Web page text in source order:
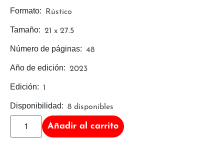
Añadir al carrito
Disponibilidad: 8 disponibles
Edición: 1
Año de edición: 2023
Número de páginas: 48
Tamaño: 21 x 27.5
Formato: Rústico